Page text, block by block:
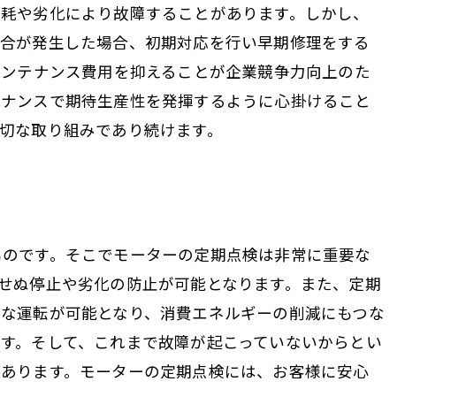
劣化により故障することがあります。しかし、
が発生した場合、初期対応を行い早期修理をする
テナンス費用を抑えることが企業競争力向上のた
ンスで期待生産性を発揮するように心掛けること
取り組みであり続けます。
です。そこでモーターの定期点検は非常に重要な
ぬ停止や劣化の防止が可能となります。また、定期
運転が可能となり、消費エネルギーの削減にもつな
。そして、これまで故障が起こっていないからとい
ります。モーターの定期点検には、お客様に安心